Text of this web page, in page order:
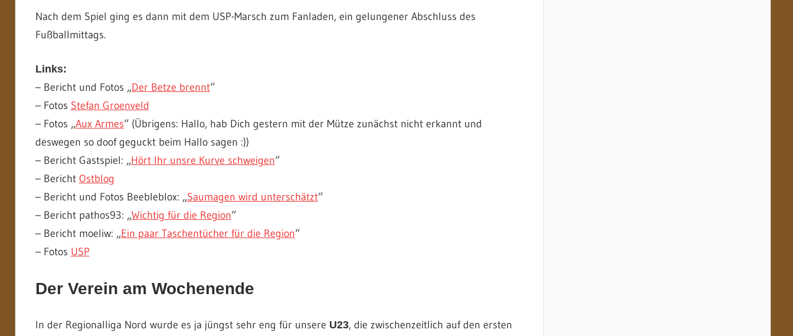
Nach dem Spiel ging es dann mit dem USP-Marsch zum Fanladen, ein gelungener Abschluss des
Fußballmittags.
Links:
– Bericht und Fotos „Der Betze brennt“
– Fotos Stefan Groenveld
– Fotos „Aux Armes“ (Übrigens: Hallo, hab Dich gestern mit der Mütze zunächst nicht erkannt und
deswegen so doof geguckt beim Hallo sagen :))
– Bericht Gastspiel: „Hört Ihr unsre Kurve schweigen“
– Bericht Ostblog
– Bericht und Fotos Beebleblox: „Saumagen wird unterschätzt“
– Bericht pathos93: „Wichtig für die Region“
– Bericht moeliw: „Ein paar Taschentücher für die Region“
– Fotos USP
Der Verein am Wochenende
In der Regionalliga Nord wurde es ja jüngst sehr eng für unsere U23, die zwischenzeitlich auf den ersten